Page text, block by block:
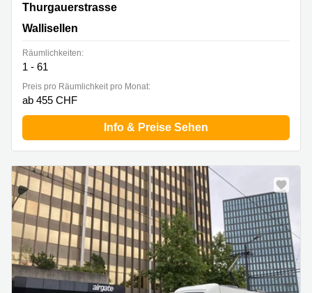
Thurgauerstrasse 101,Glattpark,(Opfikon), Wallisellen
Thurgauerstrasse
Wallisellen
Räumlichkeiten:
1 - 61
Preis pro Räumlichkeit pro Monat:
ab 455 CHF
Info & Preise Sehen